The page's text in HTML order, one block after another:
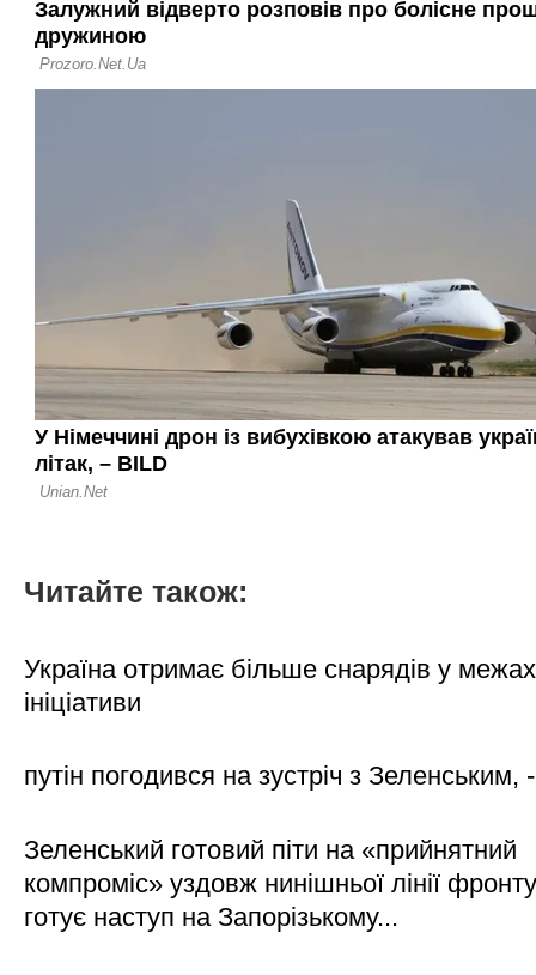
Читайте також:
Україна отримає більше снарядів у межах
ініціативи
путін погодився на зустріч з Зеленським,
Зеленський готовий піти на «прийнятний
компроміс» уздовж нинішньої лінії
готує наступ на Запорізькому...